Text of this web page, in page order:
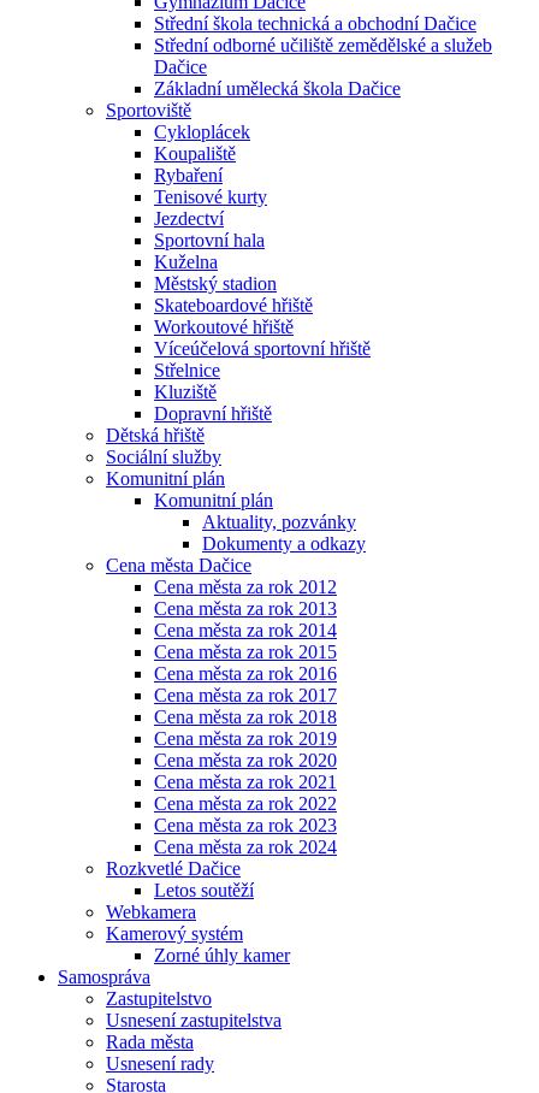
Střední škola technická a obchodní Dačice
Střední odborné učiliště zemědělské a služeb
Dačice
Základní umělecká škola Dačice
Sportoviště
Cykloplácek
Koupaliště
Rybaření
Tenisové kurty
Jezdectví
Sportovní hala
Kuželna
Městský stadion
Skateboardové hřiště
Workoutové hřiště
Víceúčelová sportovní hřiště
Střelnice
Kluziště
Dopravní hřiště
Dětská hřiště
Sociální služby
Komunitní plán
Komunitní plán
Aktuality, pozvánky
Dokumenty a odkazy
Cena města Dačice
Cena města za rok 2012
Cena města za rok 2013
Cena města za rok 2014
Cena města za rok 2015
Cena města za rok 2016
Cena města za rok 2017
Cena města za rok 2018
Cena města za rok 2019
Cena města za rok 2020
Cena města za rok 2021
Cena města za rok 2022
Cena města za rok 2023
Cena města za rok 2024
Rozkvetlé Dačice
Letos soutěží
Webkamera
Kamerový systém
Zorné úhly kamer
Samospráva
Zastupitelstvo
Usnesení zastupitelstva
Rada města
Usnesení rady
Starosta